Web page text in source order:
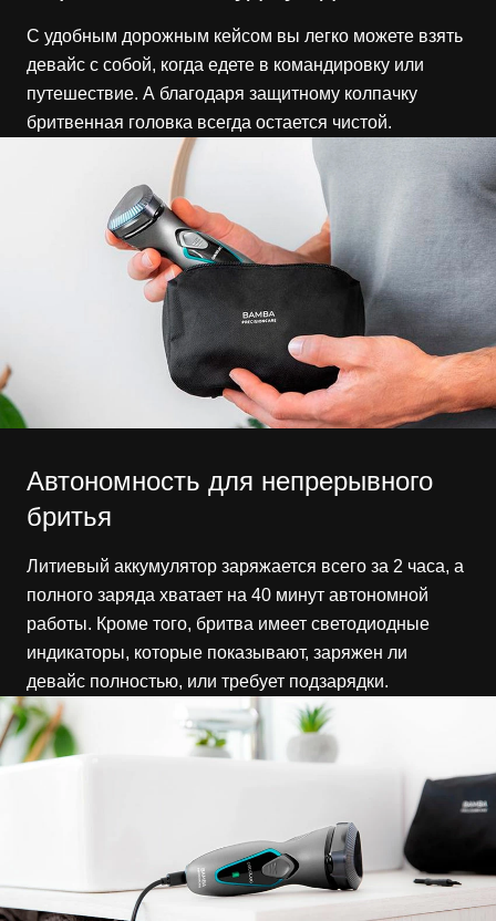
С удобным дорожным кейсом вы легко можете взять
девайс с собой, когда едете в командировку или
путешествие. А благодаря защитному колпачку
бритвенная головка всегда остается чистой.
Автономность для непрерывного
бритья
Литиевый аккумулятор заряжается всего за 2 часа, а
полного заряда хватает на 40 минут автономной
работы. Кроме того, бритва имеет светодиодные
индикаторы, которые показывают, заряжен ли
девайс полностью, или требует подзарядки.